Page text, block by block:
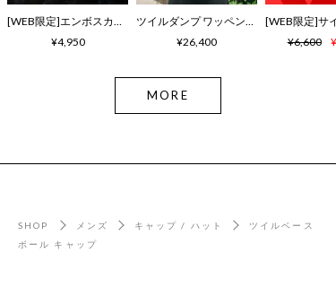
[WEB限定]エンボスカラーロゴ シャワーサンダル
¥4,950
ツイルダンプ ワッペン刺繍ワッシャーシャツ
¥26,400
¥6,600
MORE
SHOP メンズ キャップ / ハット
ツイルベース
ボール キャップ